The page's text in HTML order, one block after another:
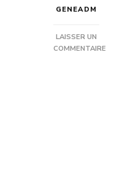
GENEADM
LAISSER UN
COMMENTAIRE